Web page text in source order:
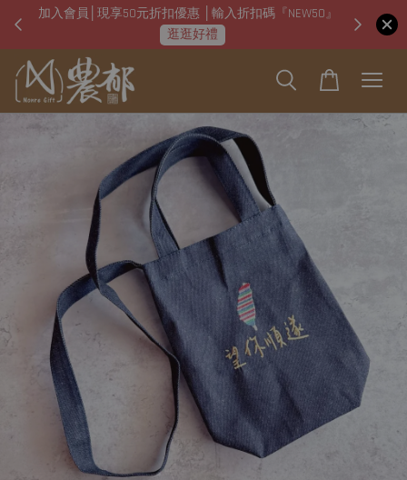
加入會員│現享50元折扣優惠 │輸入折扣碼『NEW50』
逛逛好禮
即日